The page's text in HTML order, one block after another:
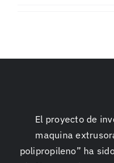
El proyecto de
maquina
polipropileno” ha